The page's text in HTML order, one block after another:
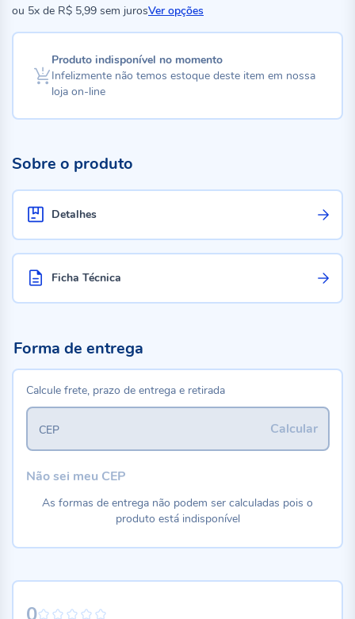
ou 5x de R$ 5,99 sem jurosVer opções
Produto indisponível no momento
Infelizmente não temos estoque deste item em nossa
loja on-line
Sobre o produto
Detalhes
Ficha Técnica
0
Forma de entrega
Calcule frete, prazo de entrega e retirada
Calcular
CEP
Não sei meu CEP
As formas de entrega não podem ser calculadas pois o
produto está indisponível